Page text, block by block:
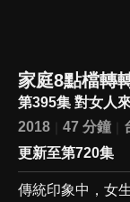
家庭8點檔轉
第395集 對女人
2018
47 分鐘
更新至第720集
傳統印象中，女